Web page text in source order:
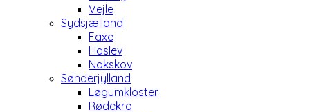
Vejle
Sydsjælland
Faxe
Haslev
Nakskov
Sønderjylland
Løgumkloster
Rødekro